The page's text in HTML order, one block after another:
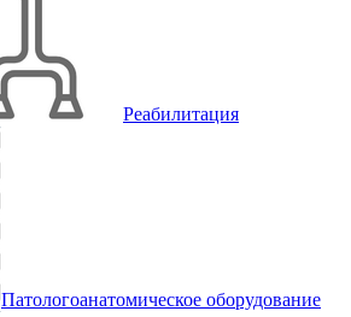
Реабилитация
Патологоанатомическое оборудование